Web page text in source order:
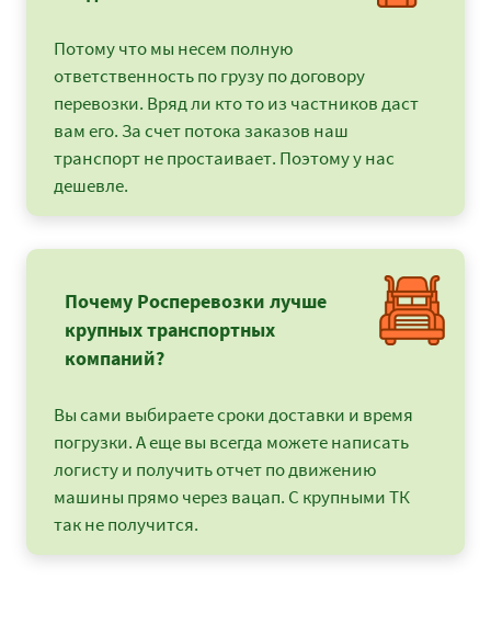
Потому что мы несем полную
ответственность по грузу по договору
перевозки. Вряд ли кто то из частников даст
вам его. За счет потока заказов наш
транспорт не простаивает. Поэтому у нас
дешевле.
Почему Росперевозки лучше
крупных транспортных
компаний?
Вы сами выбираете сроки доставки и время
погрузки. А еще вы всегда можете написать
логисту и получить отчет по движению
машины прямо через вацап. С крупными ТК
так не получится.